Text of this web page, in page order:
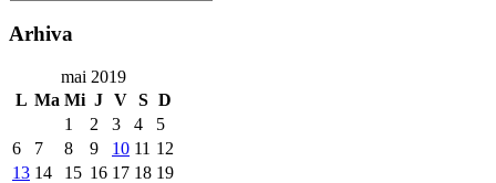
Arhiva
mai 2019
L Ma Mi J V S D
1
2 3 4
5
6
7 8 9 10 11 12
13 14 15 16 17 18 19